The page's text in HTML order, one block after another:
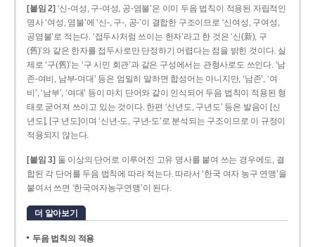
[붙임 2] ‘신-여성, 구-여성, 공-염불’은 이미 두음 법칙이 적용된 자립적인
명사 ‘여성, 염불’에 ‘신-, 구-, 공-’이 결합한 구조이므로 ‘신여성, 구여성,
공염불’로 적는다. ‘접두사처럼 쓰이는 한자’라고 한 것은 ‘신(新), 구
(舊)’와 같은 한자를 접두사로만 단정하기 어렵다는 점을 밝힌 것이다. 실
제로 ‘구(舊)’는 ‘구 시민 회관’과 같은 구성에서는 관형사로도 쓰인다. ‘남
존­-여비, 남부-­여대’ 등은 엄밀히 말하면 합성어는 아니지만, ‘남존’, ‘여
비’, ‘남부’, ‘여대’ 등이 마치 단어와 같이 인식되어 두음 법칙이 적용된 형
태로 굳어져 쓰이고 있는 것이다. 한편 ‘신년도, 구년도’ 등은 발음이 [신
년도], [구ː년도]이며 ‘신년­-도, 구년-­도’로 분석되는 구조이므로 이 규정이
적용되지 않는다.
[붙임 3] 둘 이상의 단어로 이루어진 고유 명사를 붙여 쓰는 경우에도, 결
합된 각 단어를 두음 법칙에 따라 적는다. 따라서 ‘한국 여자 농구 연맹’을
붙여서 쓰면 ‘한국여자농구연맹’이 된다.
더 알아보기
두음 법칙의 적용